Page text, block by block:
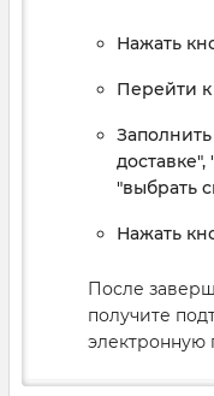
Нажать
Перейти
"выбрать
Нажать
После
получите
электронную